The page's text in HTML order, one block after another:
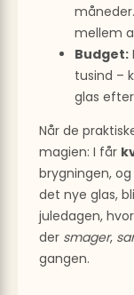
mellem
Budget:
tusind –
glas
Når de
magien: I får
brygningen,
det nye glas,
juledagen,
der smager,
gangen.